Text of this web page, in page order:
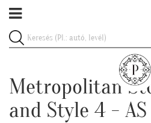
Metropolitan
and Style 4 -